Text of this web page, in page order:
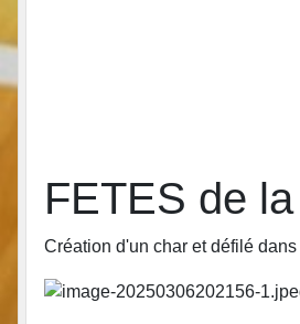
FETES de
Création d'un char et défilé